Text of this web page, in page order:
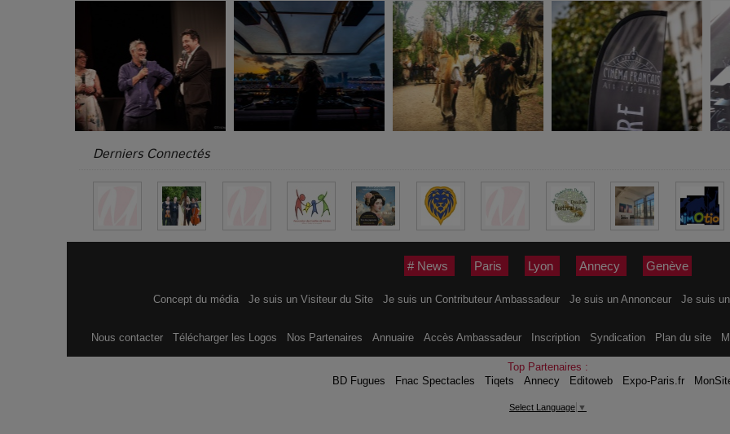
Derniers Connectés
# News Paris Lyon Annecy Genève
Concept du média Je suis un Visiteur du Site Je suis un Contributeur Ambassadeur Je suis un Annonceur Je suis
Nous contacter Télécharger les Logos Nos Partenaires Annuaire Accès Ambassadeur Inscription Syndication Plan du site
Top Partenaires :
BD Fugues
Fnac Spectacles Tiqets Annecy Editoweb Expo-Paris.fr
Select Language ▼